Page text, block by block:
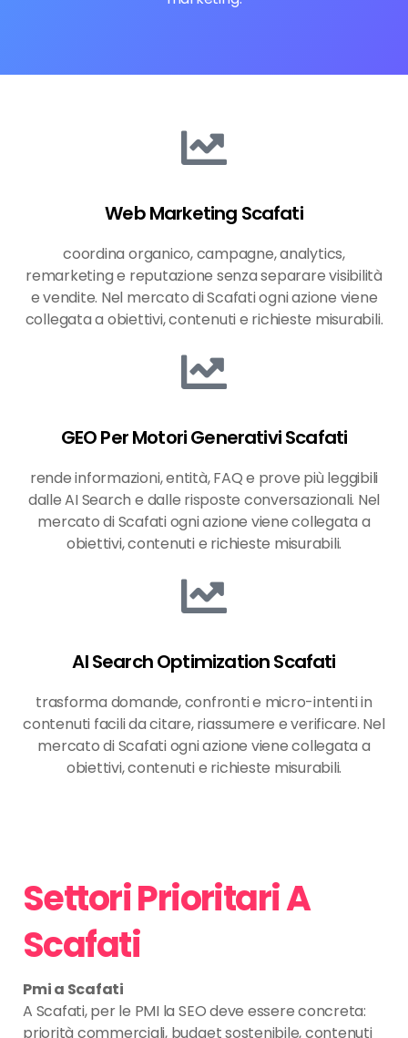
Web Marketing Scafati
coordina organico, campagne, analytics,
remarketing e reputazione senza separare visibilità
e vendite. Nel mercato di Scafati ogni azione viene
collegata a obiettivi, contenuti e richieste misurabili.
GEO Per Motori Generativi Scafati
rende informazioni, entità, FAQ e prove più leggibili
dalle AI Search e dalle risposte conversazionali. Nel
mercato di Scafati ogni azione viene collegata a
obiettivi, contenuti e richieste misurabili.
AI Search Optimization Scafati
trasforma domande, confronti e micro-intenti in
contenuti facili da citare, riassumere e verificare. Nel
mercato di Scafati ogni azione viene collegata a
obiettivi, contenuti e richieste misurabili.
Settori Prioritari A
Scafati
Pmi a Scafati
A Scafati, per le PMI la SEO deve essere concreta:
priorità commerciali, budget sostenibile, contenuti